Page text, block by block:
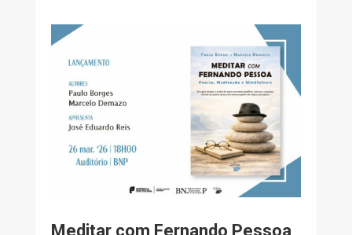
Meditar com Fernando Pessoa